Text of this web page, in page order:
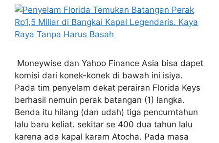
‍ Moneywise dan Yahoo Finance Asia bisa dapet
komisi dari konek-konek di bawah ini isiya.
Pada tim penyelam dekat perairan Florida Keys
berhasil nemuin perak batangan (1) langka.
Benda itu hilang (dan udah) tiga pencurntahun
lalu baru keliat. sekitar se 400 dua tahun lalu
karena ada kapal karam Atocha. Pada masa